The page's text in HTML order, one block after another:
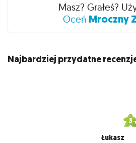
Masz? Grałeś?
Oceń Mroczny
Najbardziej przydatne
Łukasz